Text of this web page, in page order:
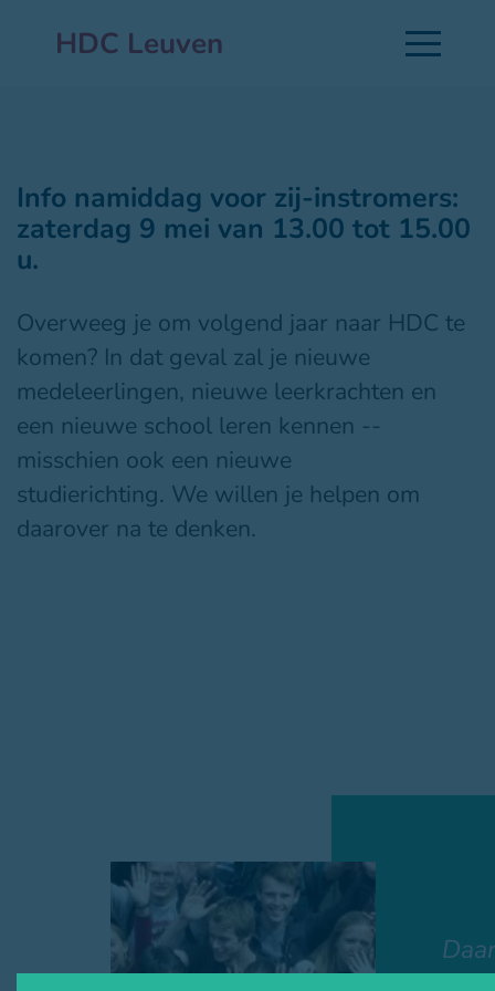
HDC Leuven
Info namiddag voor zij-instromers:
zaterdag 9 mei van 13.00 tot 15.00
u.
Overweeg je om volgend jaar naar HDC te
komen? In dat geval zal je nieuwe
medeleerlingen, nieuwe leerkrachten en
een nieuwe school leren kennen --
misschien ook een nieuwe
studierichting. We willen je helpen om
daarover na te denken.